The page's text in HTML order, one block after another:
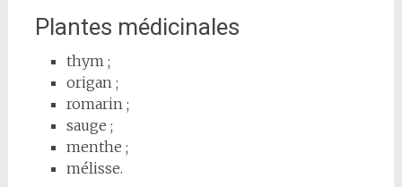
Plantes médicinales
thym ;
origan ;
romarin ;
sauge ;
menthe ;
mélisse.